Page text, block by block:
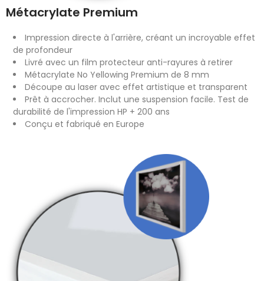
Métacrylate Premium
Impression directe à l'arrière, créant un incroyable effet
de profondeur
Livré avec un film protecteur anti-rayures à retirer
Métacrylate No Yellowing Premium de 8 mm
Découpe au laser avec effet artistique et transparent
Prêt à accrocher. Inclut une suspension facile. Test de
durabilité de l'impression HP + 200 ans
Conçu et fabriqué en Europe